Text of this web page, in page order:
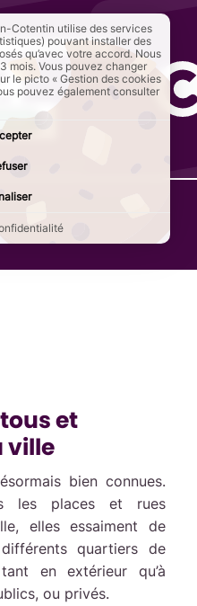
Page active :
Les boîtes à lire
: des livres
et
ville
bien connues.
les places et rues
elles essaiment de
quartiers de
en extérieur qu’à
ou privés.
Cotentin utilise des services
pouvant installer des
qu’avec votre accord. Nous
mois. Vous pouvez changer
le picto « Gestion des cookies
pouvez également consulter